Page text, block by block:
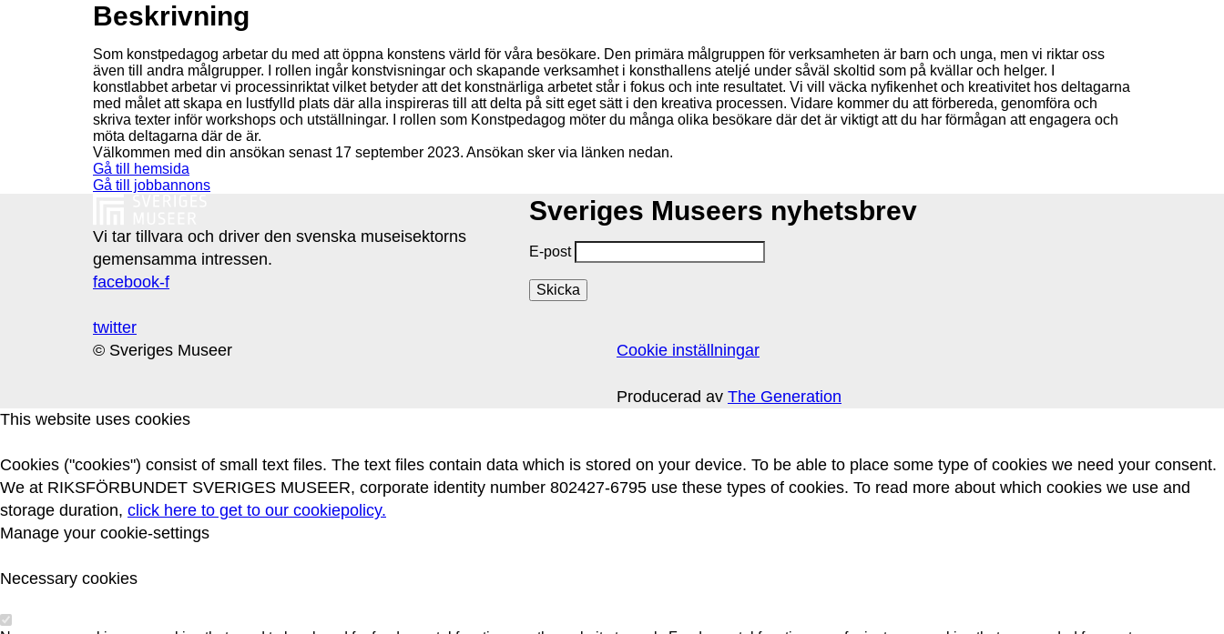
Beskrivning
Som konstpedagog arbetar du med att öppna konstens värld för våra besökare. Den primära målgruppen för verksamheten är barn och unga, men vi riktar oss
även till andra målgrupper. I rollen ingår konstvisningar och skapande verksamhet i konsthallens ateljé under såväl skoltid som på kvällar och helger. I
konstlabbet arbetar vi processinriktat vilket betyder att det konstnärliga arbetet står i fokus och inte resultatet. Vi vill väcka nyfikenhet och kreativitet hos deltagarna
med målet att skapa en lustfylld plats där alla inspireras till att delta på sitt eget sätt i den kreativa processen. Vidare kommer du att förbereda, genomföra och
skriva texter inför workshops och utställningar. I rollen som Konstpedagog möter du många olika besökare där det är viktigt att du har förmågan att engagera och
möta deltagarna där de är.
Välkommen med din ansökan senast 17 september 2023. Ansökan sker via länken nedan.
Gå till hemsida
Gå till jobbannons
Vi tar tillvara och driver den svenska museisektorns
gemensamma intressen.
facebook-f
twitter
Sveriges Museers nyhetsbrev
E-post
© Sveriges Museer Cookie inställningar
Producerad av The Generation
This website uses cookies
Cookies ("cookies") consist of small text files. The text files contain data which is stored on your device. To be able to place some type of cookies we need your consent.
We at RIKSFÖRBUNDET SVERIGES MUSEER, corporate identity number 802427-6795 use these types of cookies. To read more about which cookies we use and
storage duration, click here to get to our cookiepolicy.
Manage your cookie-settings
Necessary cookies